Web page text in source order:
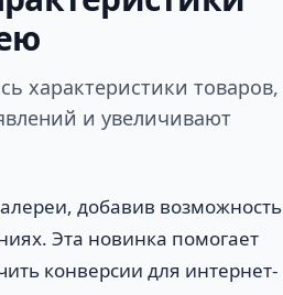
характеристики товаров,
и увеличивают
добавив возможность
Эта новинка помогает
конверсии для интернет-